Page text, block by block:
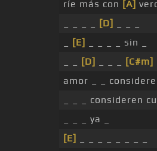
ríe más con [A]
[D]
[E]
_ _ _ _ sin _
[D] [C#m]
amor _ _
_ _ _ consideren
_ _ _ ya _
[E]